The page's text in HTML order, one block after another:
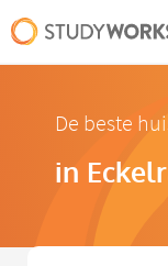
De beste
in